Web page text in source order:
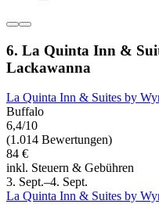
6. La Quinta Inn &
Lackawanna
La Quinta Inn & Suites by
Buffalo
6,4/10
(1.014 Bewertungen)
84 €
inkl. Steuern & Gebühren
3. Sept.–4. Sept.
La Quinta Inn & Suites by